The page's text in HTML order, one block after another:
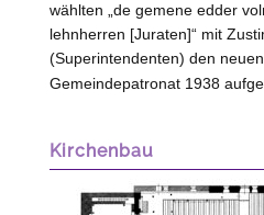
wählten „de gemene edder
lehnherren [Juraten]“ mit
(Superintendenten) den
Gemeindepatronat 1938
Kirchenbau